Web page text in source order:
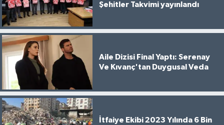
Şehitler Takvimi yayınlandı
Aile Dizisi Final Yaptı: Serenay
Ve Kıvanç'tan Duygusal Veda
İtfaiye Ekibi 2023 Yılında 6 Bin